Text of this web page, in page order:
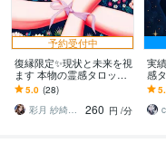
予約受付中
復縁限定✨現状と未来を視
ます 本物の霊感タロット
による恋の作戦会議♥️
5.0 (28)
彩月 紗綺奈（あやつき さきな）
260 円 /分
実
感
ー
く